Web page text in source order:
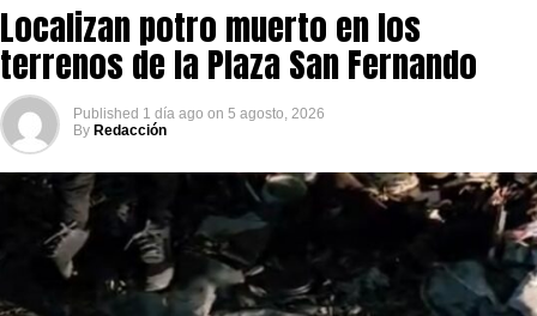
Localizan potro muerto en los
terrenos de la Plaza San Fernando
Published 1 día ago on 5 agosto, 2026
By Redacción